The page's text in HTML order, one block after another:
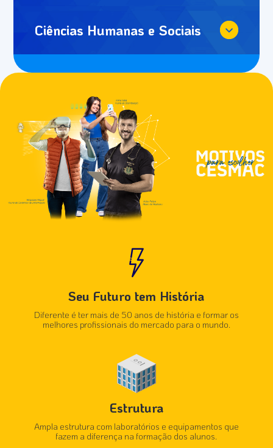
Ciências Humanas e Sociais
Seu Futuro tem História
Diferente é ter mais de 50 anos de história e formar os
melhores profissionais do mercado para o mundo.
Estrutura
Ampla estrutura com laboratórios e equipamentos que
fazem a diferença na formação dos alunos.